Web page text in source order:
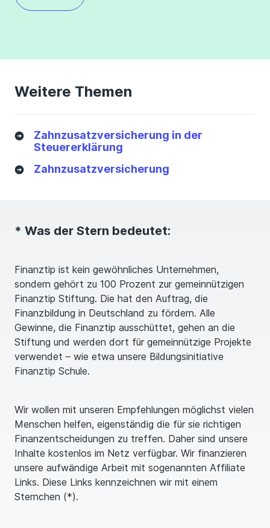
Weitere Themen
Zahnzusatzversicherung in der
Steuererklärung
Zahnzusatzversicherung
* Was der Stern bedeutet:
Finanztip ist kein gewöhnliches Unternehmen,
sondern gehört zu 100 Prozent zur gemeinnützigen
Finanztip Stiftung. Die hat den Auftrag, die
Finanzbildung in Deutschland zu fördern. Alle
Gewinne, die Finanztip ausschüttet, gehen an die
Stiftung und werden dort für gemeinnützige Projekte
verwendet – wie etwa unsere Bildungsinitiative
Finanztip Schule.
Wir wollen mit unseren Empfehlungen möglichst vielen
Menschen helfen, eigenständig die für sie richtigen
Finanzentscheidungen zu treffen. Daher sind unsere
Inhalte kostenlos im Netz verfügbar. Wir finanzieren
unsere aufwändige Arbeit mit sogenannten Affiliate
Links. Diese Links kennzeichnen wir mit einem
Sternchen (*).